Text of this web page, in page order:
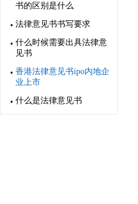
书的区别是什么
法律意见书书写要求
什么时候需要出具法律意
见书
香港法律意见书ipo内地企
业上市
什么是法律意见书